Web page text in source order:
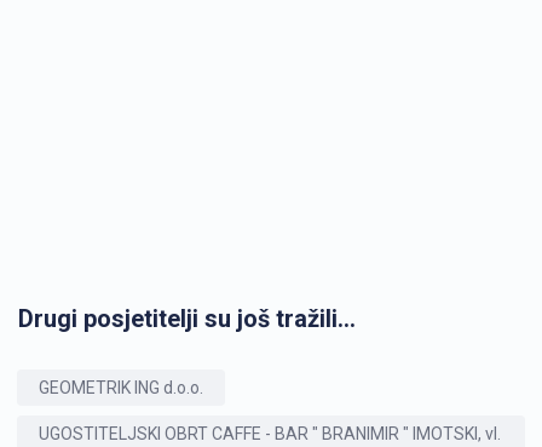
Drugi posjetitelji su još tražili...
GEOMETRIK ING d.o.o.
UGOSTITELJSKI OBRT CAFFE - BAR " BRANIMIR " IMOTSKI, vl.